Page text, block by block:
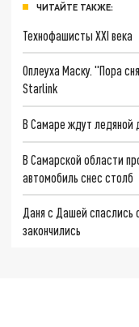
ЧИТАЙТЕ ТАКЖЕ:
Технофашисты XXI века
Оплеуха Маску. "Пора
Starlink
В Самаре ждут ледяной
В Самарской области
автомобиль снес столб
Даня с Дашей спаслись
закончились